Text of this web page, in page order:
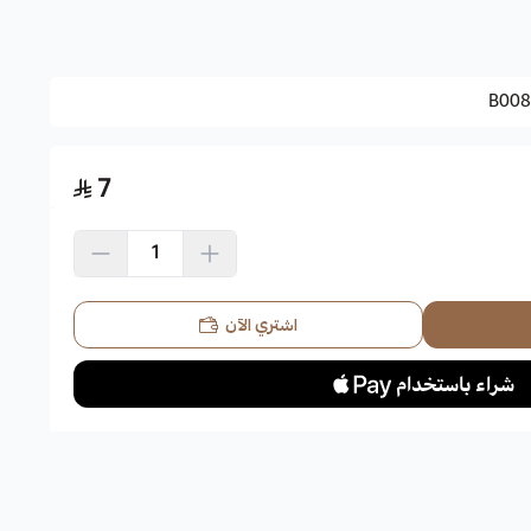
عالية كما تتحمل في نفس الوقت شدة البرودة والصقيع،
التربة، على آن تكون جيدة التصريف.
7
اشتري الآن